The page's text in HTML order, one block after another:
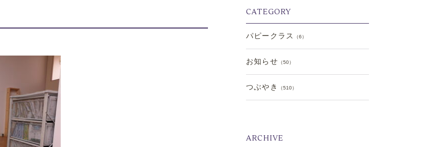
CATEGORY
パピークラス （6）
お知らせ （50）
つぶやき （510）
ARCHIVE